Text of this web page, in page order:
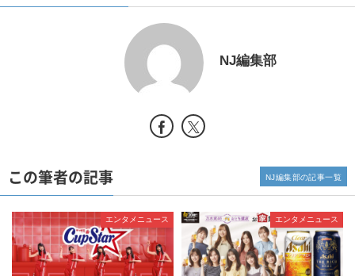
NJ編集部
この筆者の記事
エンタメニュース エンタメニュース
NJ編集部の記事一覧